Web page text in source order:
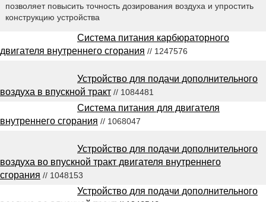
позволяет повысить точность дозирования воздуха и упростить
конструкцию устройства
Система питания карбюраторного
двигателя внутреннего сгорания // 1247576
Устройство для подачи дополнительного
воздуха в впускной тракт // 1084481
Система питания для двигателя
внутреннего сгорания // 1068047
Устройство для подачи дополнительного
воздуха во впускной тракт двигателя внутреннего
сгорания // 1048153
Устройство для подачи дополнительного